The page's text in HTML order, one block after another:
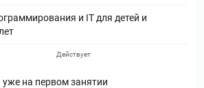
и IT для детей и
на первом занятии
Действует